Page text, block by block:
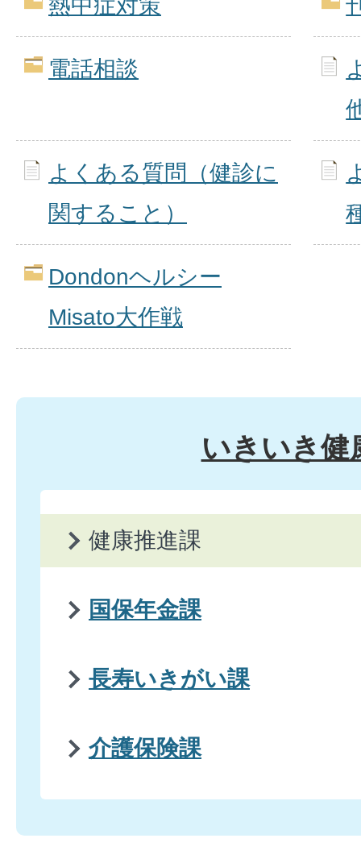
熱中症対策
電話相談
よくある質問（健診に
関すること）
Dondonヘルシー
Misato大作戦
いきいき健
健康推進課
国保年金課
長寿いきがい課
介護保険課